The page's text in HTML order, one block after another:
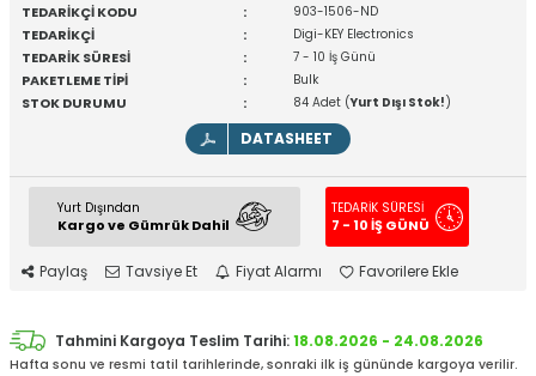
TEDARİKÇİ KODU : 903-1506-ND
TEDARİKÇİ : Digi-KEY Electronics
TEDARİK SÜRESİ : 7 - 10 İş Günü
PAKETLEME TİPİ : Bulk
STOK DURUMU : 84 Adet (Yurt Dışı Stok!)
DATASHEET
Yurt Dışından
Kargo ve Gümrük Dahil
TEDARİK SÜRESİ
7 - 10 İŞ GÜNÜ
Paylaş Tavsiye Et Fiyat Alarmı Favorilere Ekle
Tahmini Kargoya Teslim Tarihi:18.08.2026 - 24.08.2026
Hafta sonu ve resmi tatil tarihlerinde, sonraki ilk iş gününde kargoya verilir.